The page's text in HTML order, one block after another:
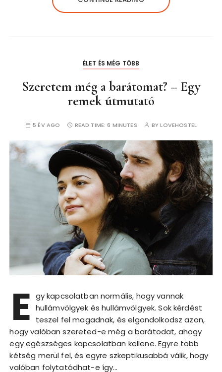
ÈLET ÉS MÉG TÖBB
Szeretem még a barátomat? – Egy
remek útmutató
5 ÉV AGO READ TIME:6 MINUTES BYLOVEHOSTEL
E gy kapcsolatban normális, hogy vannak
hullámvölgyek és hullámvölgyek. Sok kérdést
teszel fel magadnak, és elgondolkodsz azon,
hogy valóban szereted-e még a barátodat, ahogy
egy egészséges kapcsolatban kellene. Egyre több
kétség merül fel, és egyre szkeptikusabbá válik, hogy
valóban folytatódhat-e így…